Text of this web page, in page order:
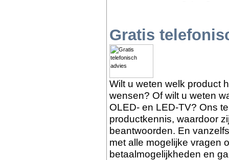
Gratis
Wilt u weten welk product
wensen? Of wilt u weten
OLED- en LED-TV? Ons
productkennis, waardoor
beantwoorden. En
met alle mogelijke vragen
betaalmogelijkheden en